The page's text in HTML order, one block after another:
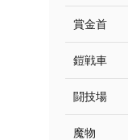
賞金首
鎧戦車
闘技場
魔物